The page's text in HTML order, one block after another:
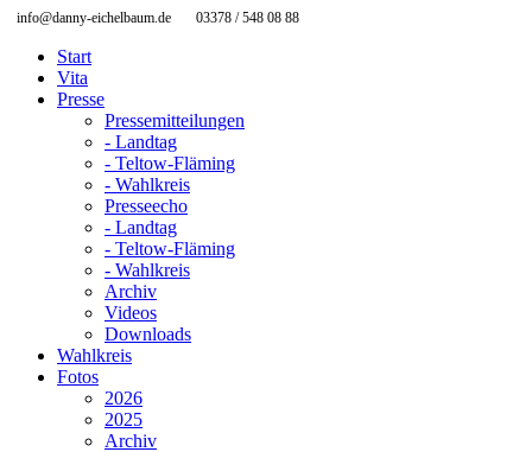
info@danny-eichelbaum.de 03378 / 548 08 88
Start
Vita
Presse
Pressemitteilungen
- Landtag
- Teltow-Fläming
- Wahlkreis
Presseecho
- Landtag
- Teltow-Fläming
- Wahlkreis
Archiv
Videos
Downloads
Wahlkreis
Fotos
2026
2025
Archiv